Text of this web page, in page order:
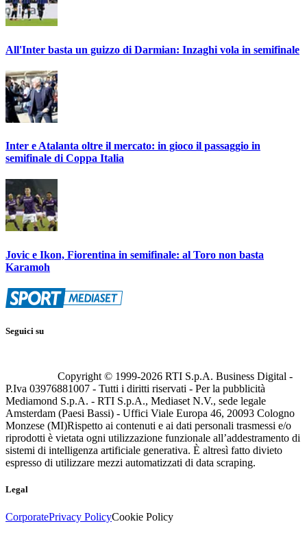
All'Inter basta un guizzo di Darmian: Inzaghi vola in semifinale
Inter e Atalanta oltre il mercato: in gioco il passaggio in
semifinale di Coppa Italia
Jovic e Ikon, Fiorentina in semifinale: al Toro non basta
Karamoh
Seguici su
Copyright © 1999-2026 RTI S.p.A. Business Digital -
P.Iva 03976881007 - Tutti i diritti riservati - Per la pubblicità
Mediamond S.p.A. - RTI S.p.A., Mediaset N.V., sede legale
Amsterdam (Paesi Bassi) - Uffici Viale Europa 46, 20093 Cologno
Monzese (MI)Rispetto ai contenuti e ai dati personali trasmessi e/o
riprodotti è vietata ogni utilizzazione funzionale all’addestramento di
sistemi di intelligenza artificiale generativa. È altresì fatto divieto
espresso di utilizzare mezzi automatizzati di data scraping.
Legal
CorporatePrivacy PolicyCookie Policy